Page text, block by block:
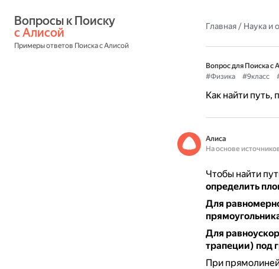
с Алисой
Примеры ответов Поиска с Алисой
Главная/ Наука и
Вопрос для Поиска с
#Физика
#9класс
Как найти путь,
Алиса
На основе
Чтобы найти
определить
Для
Для
трапеции) под
При